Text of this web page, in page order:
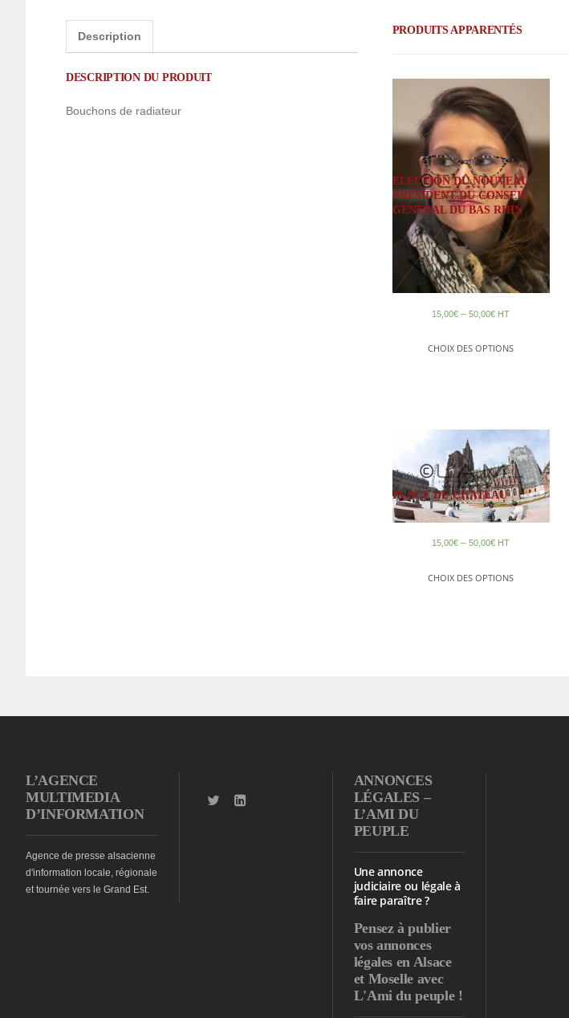
Description
DESCRIPTION DU PRODUIT
Bouchons de radiateur
PRODUITS APPARENTÉS
ELECTION DU NOUVEAU
PRESIDENT DU CONSEIL
GENERAL DU BAS RHIN
15,00€ –50,00€ HT
CHOIX DES OPTIONS
PLACE DU CHATEAU
15,00€ –50,00€ HT
CHOIX DES OPTIONS
L’AGENCE
MULTIMEDIA
D’INFORMATION
Agence de presse alsacienne
d'information locale, régionale
et tournée vers le Grand Est.
ANNONCES
LÉGALES –
L’AMI DU
PEUPLE
Une annonce
judiciaire ou légale à
faire paraître ?
Pensez à publier
vos annonces
légales en Alsace
et Moselle avec
L'Ami du peuple !